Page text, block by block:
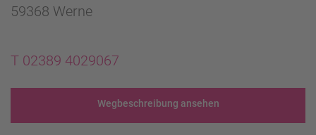
59368 Werne
T 02389 4029067
Wegbeschreibung ansehen